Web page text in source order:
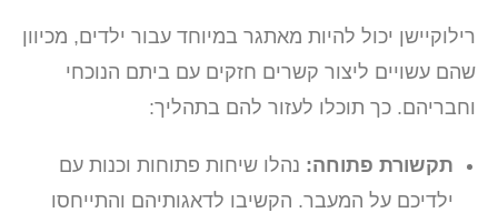
רילוקיישן יכול להיות מאתגר במיוחד עבור ילדים, מכיוון
שהם עשויים ליצור קשרים חזקים עם ביתם הנוכחי
וחבריהם. כך תוכלו לעזור להם בתהליך:
תקשורת פתוחה: נהלו שיחות פתוחות וכנות עם
ילדיכם על המעבר. הקשיבו לדאגותיהם והתייחסו